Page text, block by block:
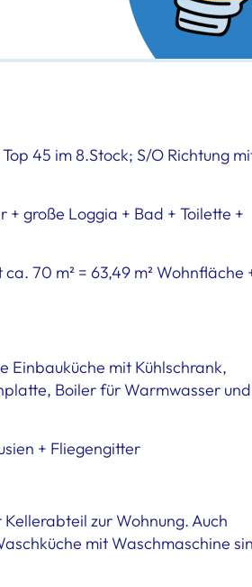
45 im 8.Stock; S/O Richtung
+ große Loggia + Bad + Toilette +
70 m² = 63,49 m² Wohnfläche
Einbauküche mit Kühlschrank,
Boiler für Warmwasser und
+ Fliegengitter
zur Wohnung. Auch
mit Waschmaschine